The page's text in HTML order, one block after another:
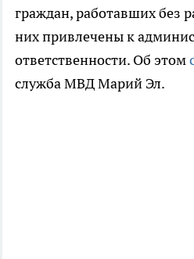
граждан, работавших без
них привлечены к
ответственности. Об этом
служба МВД Марий Эл.